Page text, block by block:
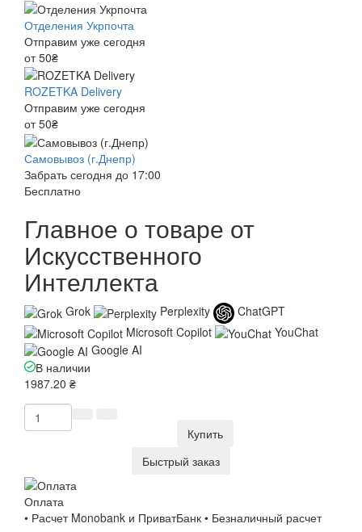
Отделения Укрпочта
Отправим уже сегодня
от 50₴
ROZETKA Delivery
Отправим уже сегодня
от 50₴
Самовывоз (г.Днепр)
Забрать сегодня до 17:00
Бесплатно
Главное о товаре от
Искусственного
Интеллекта
Grok Perplexity
ChatGPT
Microsoft Copilot
YouChat
Google AI
В наличии
1987.20 ₴
Купить
Быстрый заказ
Оплата
• Расчет Monobank и ПриватБанк • Безналичный расчет